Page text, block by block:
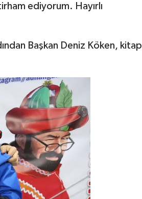
ediyorum. Hayırlı
Başkan Deniz Köken, kitap